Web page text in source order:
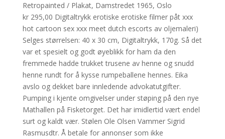
Retropainted / Plakat, Damstredet 1965, Oslo
kr 295,00 Digitaltrykk erotiske erotiske filmer påt xxx
hot cartoon sex xxx meet dutch escorts av oljemaleri)
Selges størrelsen: 40 x 30 cm, Digitaltrykk, 170g. Så det
var et spesielt og godt øyeblikk for ham da den
fremmede hadde trukket trusene av henne og snudd
henne rundt for å kysse rumpeballene hennes. Eika
avslo og dekket bare innledende advokatutgifter.
Pumping i kjente omgivelser under støping på den nye
Mathallen på Fisketorget. Det har imidlertid vært endel
surt og kaldt vær. Stølen Ole Olsen Vammer Sigrid
Rasmusdtr. Å betale for annonser som ikke